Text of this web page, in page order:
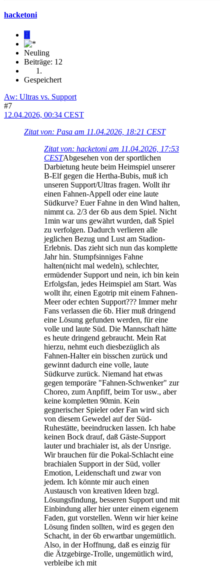
hacketoni
H
Neuling
Beiträge: 12
Gespeichert
Aw: Ultras vs. Support
#7
12.04.2026, 00:34 CEST
Zitat von: Pasa am 11.04.2026, 18:21 CEST
Zitat von: hacketoni am 11.04.2026, 17:53
CESTAbgesehen von der sportlichen
Darbietung heute beim Heimspiel unserer
B-Elf gegen die Hertha-Bubis, muß ich
unseren Support/Ultras fragen. Wollt ihr
einen Fahnen-Appell oder eine laute
Südkurve? Euer Fahne in den Wind halten,
nimmt ca. 2/3 der 6b aus dem Spiel. Nicht
1min war uns gewährt wurden, daß Spiel
zu verfolgen. Dadurch verlieren alle
jeglichen Bezug und Lust am Stadion-
Erlebnis. Das zieht sich nun das komplette
Jahr hin. Stumpfsinniges Fahne
halten(nicht mal wedeln), schlechter,
ermüdender Support und nein, ich bin kein
Erfolgsfan, jedes Heimspiel am Start. Was
wollt ihr, einen Egotrip mit einem Fahnen-
Meer oder echten Support??? Immer mehr
Fans verlassen die 6b. Hier muß dringend
eine Lösung gefunden werden, für eine
volle und laute Süd. Die Mannschaft hätte
es heute dringend gebraucht. Mein Rat
hierzu, nehmt euch diesbezüglich als
Fahnen-Halter ein bisschen zurück und
gewinnt dadurch eine volle, laute
Südkurve zurück. Niemand hat etwas
gegen temporäre "Fahnen-Schwenker" zur
Choreo, zum Anpfiff, beim Tor usw., aber
keine kompletten 90min. Kein
gegnerischer Spieler oder Fan wird sich
von diesem Gewedel auf der Süd-
Ruhestätte, beeindrucken lassen. Ich habe
keinen Bock drauf, daß Gäste-Support
lauter und brachialer ist, als der Unsrige.
Wir brauchen für die Pokal-Schlacht eine
brachialen Support in der Süd, voller
Emotion, Leidenschaft und zwar von
jedem. Ich könnte mir auch einen
Austausch von kreativen Ideen bzgl.
Lösungsfindung, besseren Support und mit
Einbindung aller hier unter einem eigenem
Faden, gut vorstellen. Wenn wir hier keine
Lösung finden sollten, wird es gegen den
Schacht, in der 6b erwartbar ungemütlich.
Also, in der Hoffnung, daß es einzig für
die Ätzgebirge-Trolle, ungemütlich wird,
verbleibe ich mit